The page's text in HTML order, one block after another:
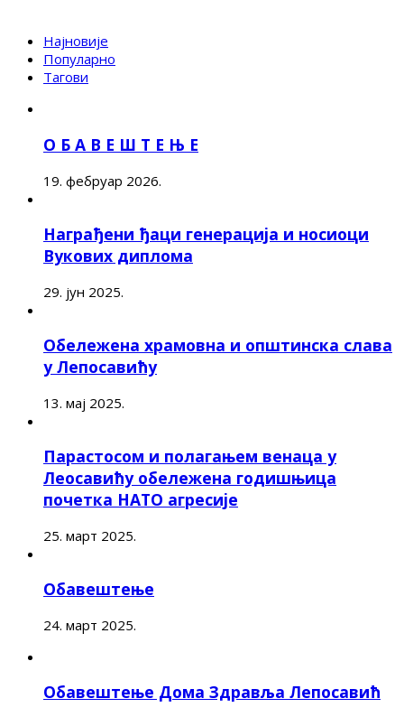
Најновије
Популарно
Тагови
О Б А В Е Ш Т Е Њ Е
19. фебруар 2026.
Награђени ђаци генерација и носиоци
Вукових диплома
29. јун 2025.
Обележена храмовна и општинска слава
у Лепосавићу
13. мај 2025.
Парастосом и полагањем венаца у
Леосавићу обележена годишњица
почетка НАТО агресије
25. март 2025.
Обавештење
24. март 2025.
Обавештење Дома Здравља Лепосавић